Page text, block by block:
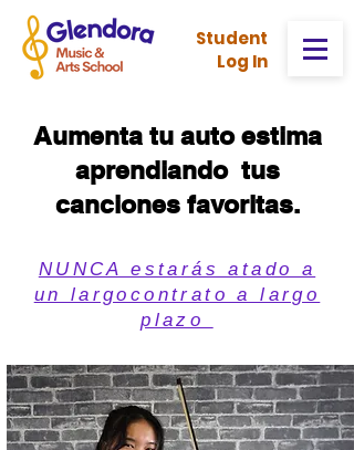
Student
Log In
Aumenta tu auto estima
aprendiando tus
canciones favoritas.
NUNCA estarás atado a
un largocontrato a largo
plazo